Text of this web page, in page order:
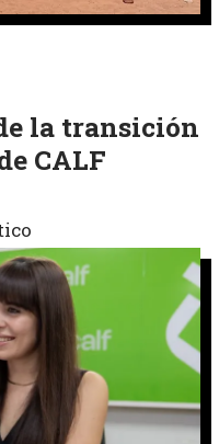
la transición
CALF